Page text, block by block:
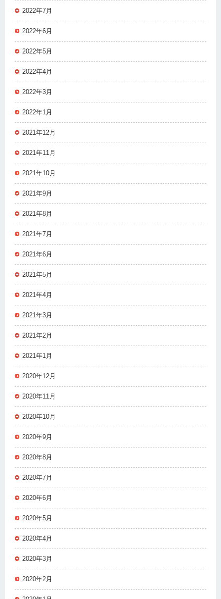
2022年7月
2022年6月
2022年5月
2022年4月
2022年3月
2022年1月
2021年12月
2021年11月
2021年10月
2021年9月
2021年8月
2021年7月
2021年6月
2021年5月
2021年4月
2021年3月
2021年2月
2021年1月
2020年12月
2020年11月
2020年10月
2020年9月
2020年8月
2020年7月
2020年6月
2020年5月
2020年4月
2020年3月
2020年2月